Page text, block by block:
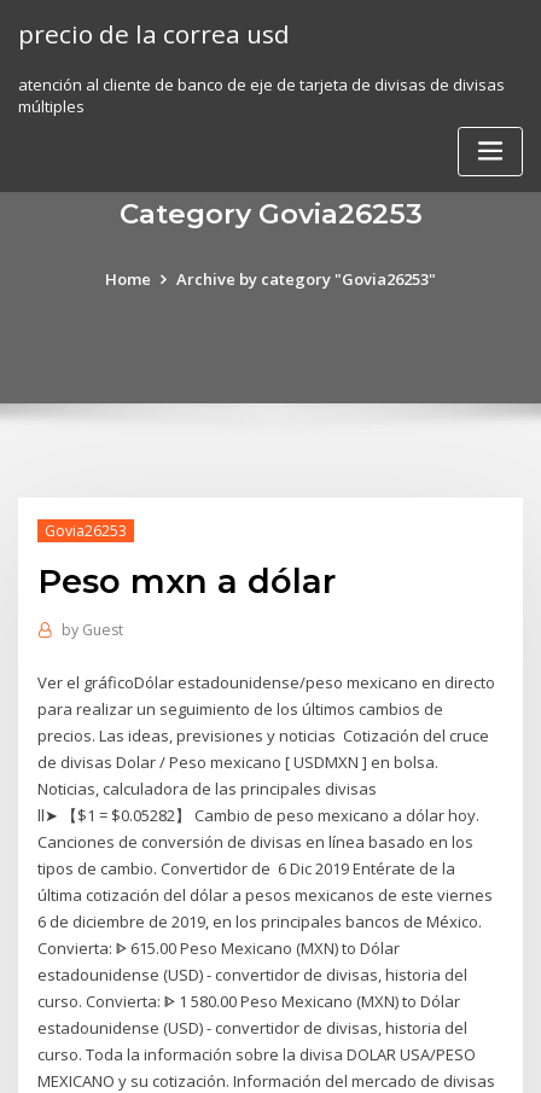
precio de la correa usd
atención al cliente de banco de eje de tarjeta de divisas de divisas
múltiples
Category Govia26253
Home Archive by category "Govia26253"
Govia26253
Peso mxn a dólar
by Guest
Ver el gráficoDólar estadounidense/peso mexicano en directo
para realizar un seguimiento de los últimos cambios de
precios. Las ideas, previsiones y noticias Cotización del cruce
de divisas Dolar / Peso mexicano [ USDMXN ] en bolsa.
Noticias, calculadora de las principales divisas
ll➤ 【$1 = $0.05282】 Cambio de peso mexicano a dólar hoy.
Canciones de conversión de divisas en línea basado en los
tipos de cambio. Convertidor de 6 Dic 2019 Entérate de la
última cotización del dólar a pesos mexicanos de este viernes
6 de diciembre de 2019, en los principales bancos de México.
Convierta: ᐈ 615.00 Peso Mexicano (MXN) to Dólar
estadounidense (USD) - convertidor de divisas, historia del
curso. Convierta: ᐈ 1 580.00 Peso Mexicano (MXN) to Dólar
estadounidense (USD) - convertidor de divisas, historia del
curso. Toda la información sobre la divisa DOLAR USA/PESO
MEXICANO y su cotización. Información del mercado de divisas